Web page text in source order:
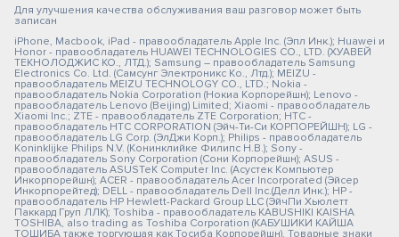
Для улучшения качества обслуживания ваш разговор может быть
записан
iPhone, Macbook, iPad - правообладатель Apple Inc. (Эпл Инк.); Huawei и
Honor - правообладатель HUAWEI TECHNOLOGIES CO., LTD. (ХУАВЕЙ
ТЕКНОЛОДЖИС КО., ЛТД.); Samsung – правообладатель Samsung
Electronics Co. Ltd. (Самсунг Электроникс Ко., Лтд.); MEIZU -
правообладатель MEIZU TECHNOLOGY CO., LTD.; Nokia -
правообладатель Nokia Corporation (Нокиа Корпорейшн); Lenovo -
правообладатель Lenovo (Beijing) Limited; Xiaomi - правообладатель
Xiaomi Inc.; ZTE - правообладатель ZTE Corporation; HTC -
правообладатель HTC CORPORATION (Эйч-Ти-Си КОРПОРЕЙШН); LG -
правообладатель LG Corp. (ЭлДжи Корп.); Philips - правообладатель
Koninklijke Philips N.V. (Конинклийке Филипс Н.В.); Sony -
правообладатель Sony Corporation (Сони Корпорейшн); ASUS -
правообладатель ASUSTeK Computer Inc. (Асустек Компьютер
Инкорпорейшн); ACER - правообладатель Acer Incorporated (Эйсер
Инкорпорейтед); DELL - правообладатель Dell Inc.(Делл Инк.); HP -
правообладатель HP Hewlett-Packard Group LLC (ЭйчПи Хьюлетт
Паккард Груп ЛЛК); Toshiba - правообладатель KABUSHIKI KAISHA
TOSHIBA, also trading as Toshiba Corporation (КАБУШИКИ КАЙША
ТОШИБА также торгующая как Тосиба Корпорейшн). Товарные знаки